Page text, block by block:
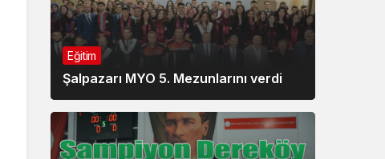
Eğitim
Şalpazarı MYO 5. Mezunlarını verdi